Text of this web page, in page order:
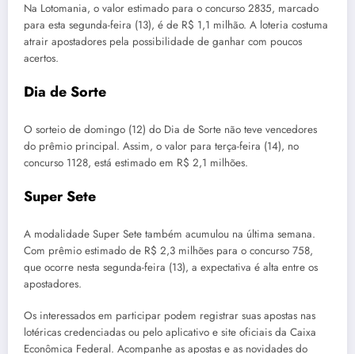
Na Lotomania, o valor estimado para o concurso 2835, marcado
para esta segunda-feira (13), é de R$ 1,1 milhão. A loteria costuma
atrair apostadores pela possibilidade de ganhar com poucos
acertos.
Dia de Sorte
O sorteio de domingo (12) do Dia de Sorte não teve vencedores
do prêmio principal. Assim, o valor para terça-feira (14), no
concurso 1128, está estimado em R$ 2,1 milhões.
Super Sete
A modalidade Super Sete também acumulou na última semana.
Com prêmio estimado de R$ 2,3 milhões para o concurso 758,
que ocorre nesta segunda-feira (13), a expectativa é alta entre os
apostadores.
Os interessados em participar podem registrar suas apostas nas
lotéricas credenciadas ou pelo aplicativo e site oficiais da Caixa
Econômica Federal. Acompanhe as apostas e as novidades do